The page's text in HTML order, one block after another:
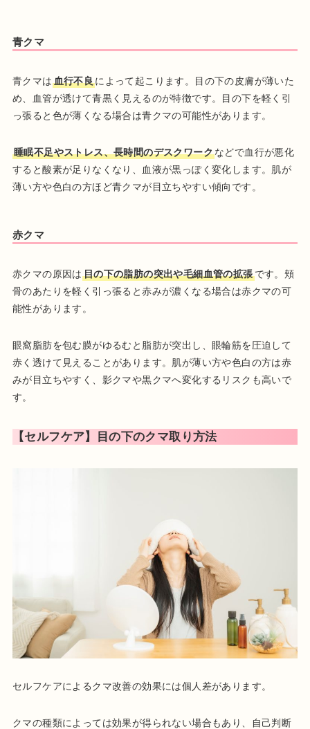
青クマ
青クマは 血行不良によって起こります。目の下の皮膚が薄いた
め、血管が透けて青黒く見えるのが特徴です。目の下を軽く引
っ張ると色が薄くなる場合は青クマの可能性があります。
睡眠不足やストレス、長時間のデスクワークなどで血行が悪化
すると酸素が足りなくなり、血液が黒っぽく変化します。肌が
薄い方や色白の方ほど青クマが目立ちやすい傾向です。
赤クマ
赤クマの原因は 目の下の脂肪の突出や毛細血管の拡張です。頬
骨のあたりを軽く引っ張ると赤みが濃くなる場合は赤クマの可
能性があります。
眼窩脂肪を包む膜がゆるむと脂肪が突出し、眼輪筋を圧迫して
赤く透けて見えることがあります。肌が薄い方や色白の方は赤
みが目立ちやすく、影クマや黒クマへ変化するリスクも高いで
す。
【セルフケア】目の下のクマ取り方法
セルフケアによるクマ改善の効果には個人差があります。
クマの種類によっては効果が得られない場合もあり、自己判断